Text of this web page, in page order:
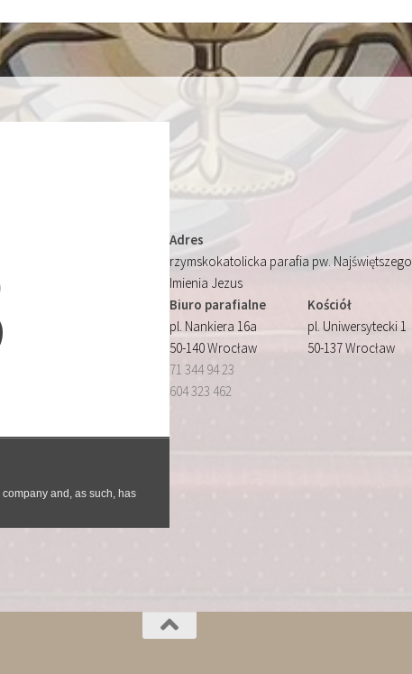
Adres
rzymskokatolicka parafia pw. Najświętszego
Imienia Jezus
Biuro parafialne
pl. Nankiera 16a
50-140 Wrocław
71 344 94 23
604 323 462
Kościół
pl. Uniwersytecki 1
50-137 Wrocław